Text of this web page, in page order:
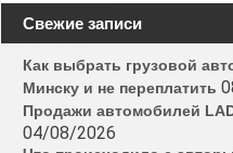
Свежие записи
Как выбрать грузовой
Минску и не переплатить
Продажи автомобилей
04/08/2026